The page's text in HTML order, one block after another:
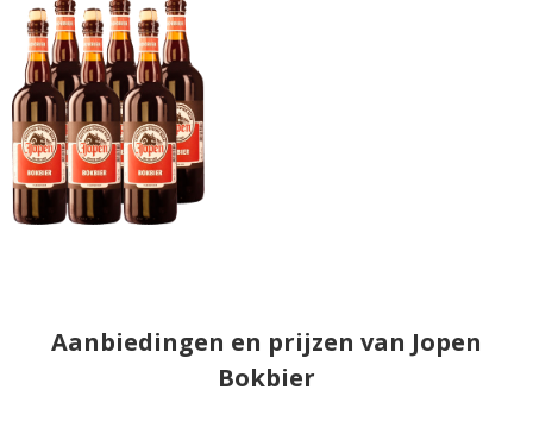
Aanbiedingen en prijzen van Jopen
Bokbier